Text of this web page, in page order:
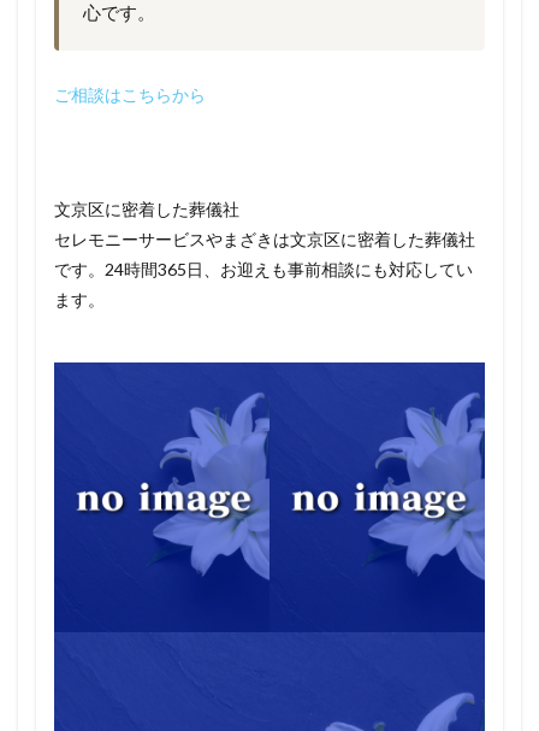
心です。
ご相談はこちらから
文京区に密着した葬儀社
セレモニーサービスやまざきは文京区に密着した葬儀社
です。24時間365日、お迎えも事前相談にも対応してい
ます。